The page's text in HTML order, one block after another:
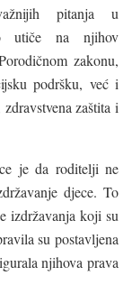
pitanja u
utiče na njihov
zakonu,
podršku, već i
zaštita i
je da roditelji ne
djece. To
izdržavanja koji su
su postavljena
njihova prava